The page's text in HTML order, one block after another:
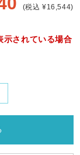
(税込 ¥16,544)
示されている場合